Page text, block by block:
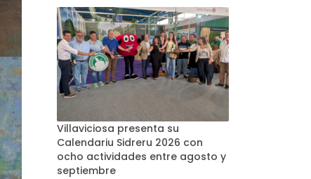
Villaviciosa presenta su
Calendariu Sidreru 2026 con
ocho actividades entre agosto y
septiembre